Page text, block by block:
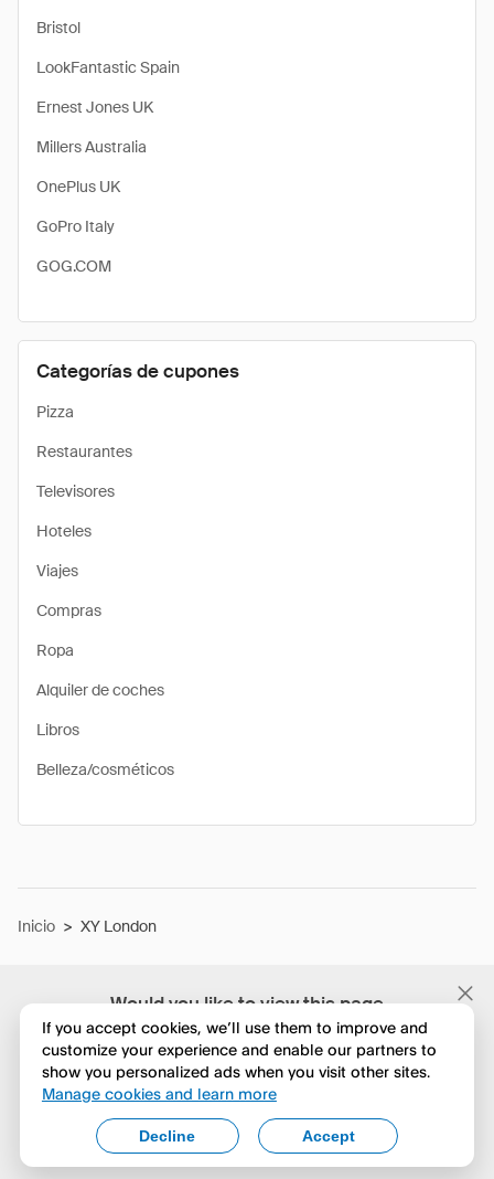
Would you like to view this page
in English?
No, seguir navegando
Yes, change to English
Bristol
LookFantastic Spain
Ernest Jones UK
Millers Australia
OnePlus UK
GoPro Italy
GOG.COM
Categorías de cupones
Pizza
Restaurantes
Televisores
Hoteles
Viajes
Compras
Ropa
Alquiler de coches
Libros
Belleza/cosméticos
Inicio > XY London
If you accept cookies, we’ll use them to improve and
customize your experience and enable our partners to
show you personalized ads when you visit other sites.
Manage cookies and learn more
Accept
Decline